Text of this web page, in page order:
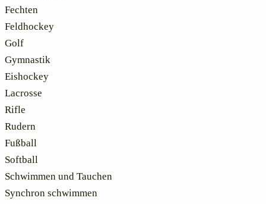
Fechten
Feldhockey
Golf
Gymnastik
Eishockey
Lacrosse
Rifle
Rudern
Fußball
Softball
Schwimmen und Tauchen
Synchron schwimmen